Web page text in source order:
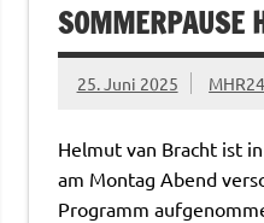
SOMMERPAUSE
25. Juni 2025
Helmut van Bracht ist
am Montag Abend
Programm